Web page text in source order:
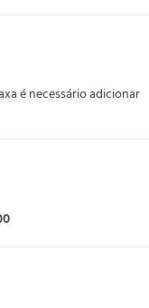
é necessário adicionar